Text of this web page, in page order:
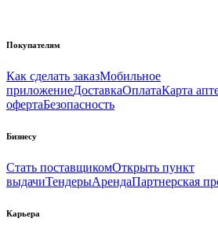
Покупателям
Как сделать заказМобильное
приложениеДоставкаОплатаКарта
офертаБезопасность
Бизнесу
Стать поставщикомОткрыть пункт
выдачиТендерыАрендаПартнерская
Карьера